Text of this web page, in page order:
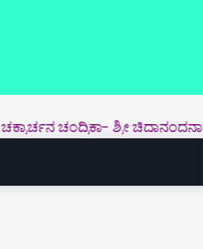
ಚಂದ್ರಿಕಾ- ಶ್ರೀ ಚಿದಾನಂದನಾಥರ